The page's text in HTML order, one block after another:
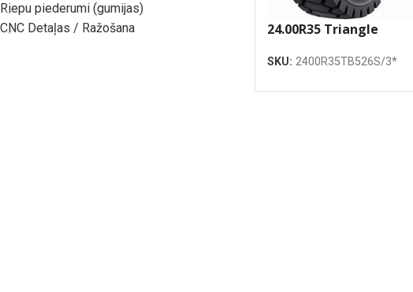
Riepu piederumi (gumijas)
CNC Detaļas / Ražošana
24.00R35 Triangle
TL riepa
SKU: 2400R35TB526S/3*